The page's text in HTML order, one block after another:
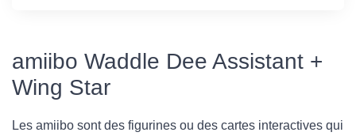
amiibo Waddle Dee Assistant +
Wing Star
Les amiibo sont des figurines ou des cartes interactives qui